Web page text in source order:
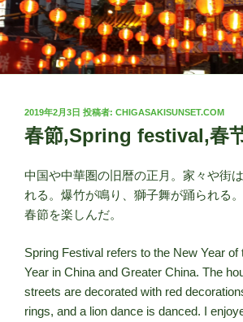
投
稿
日:
2019年2月3日 投稿者: CHIGASAKISUNSET.COM
春節,Spring festival,春
中国や中華圏の旧暦の正月。家々や街
れる。爆竹が鳴り、獅子舞が踊られる
春節を楽しんだ。
Spring Festival refers to the New Year of
Year in China and Greater China. The
streets are decorated with red
rings, and a lion dance is danced. I